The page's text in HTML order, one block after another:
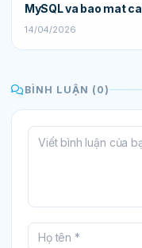
MySQL va bao mat
14/04/2026
BÌNH LUẬN (0)